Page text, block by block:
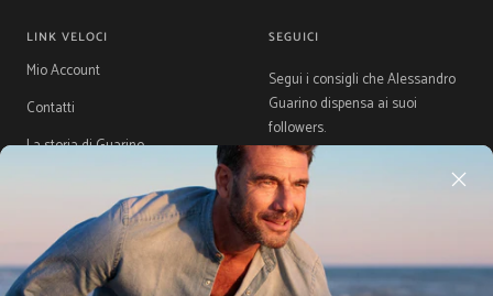
LINK VELOCI
Mio Account
Contatti
La storia di Guarino
Guida Taglie
Acquista ora, Paga dopo con
Klarna
SEGUICI
Segui i consigli che Alessandro
Guarino dispensa ai suoi
followers.